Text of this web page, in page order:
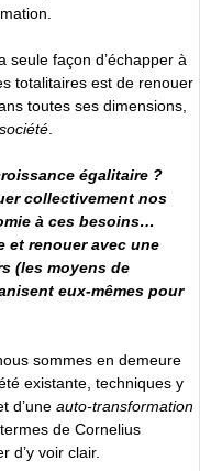
seule façon d’échapper à
totalitaires est de renouer
toutes ses dimensions,
égalitaire ?
collectivement nos
à ces besoins…
et renouer avec une
(les moyens de
eux-mêmes pour
sommes en demeure
existante, techniques y
d’une auto-transformation
de Cornelius
d’y voir clair.